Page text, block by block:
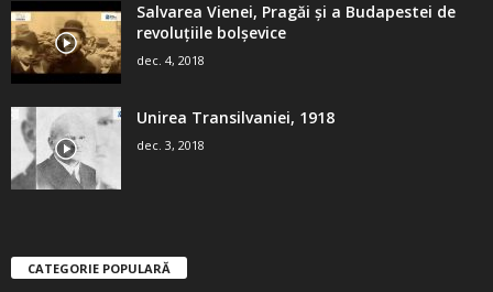
Salvarea Vienei, Pragăi şi a Budapestei de
revoluţiile bolşevice
dec. 4, 2018
Unirea Transilvaniei, 1918
dec. 3, 2018
CATEGORIE POPULARĂ